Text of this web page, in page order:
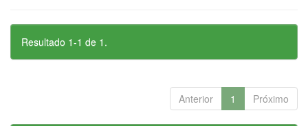
Resultado 1-1 de 1.
Anterior 1 Próximo